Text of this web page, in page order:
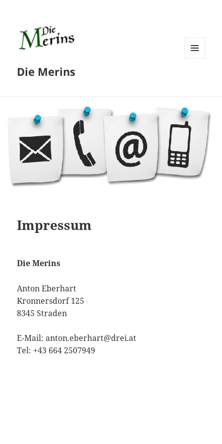
Die Merins
Impressum
Die Merins
Anton Eberhart
Kronnersdorf 125
8345 Straden
E-Mail: anton.eberhart@drei.at
Tel: +43 664 2507949